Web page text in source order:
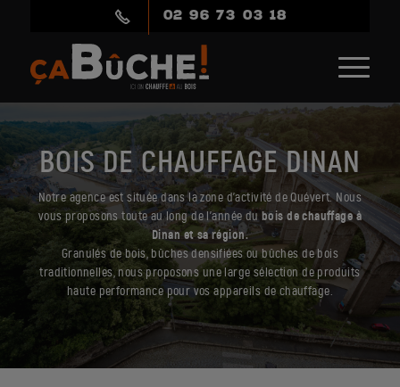
02 96 73 03 18
BOIS DE CHAUFFAGE DINAN
Notre agence est située dans la zone d’activité de Quévert. Nous
vous proposons toute au long de l’année du bois de chauffage à
Dinan et sa région.
Granulés de bois, bûches densifiées ou bûches de bois
traditionnelles, nous proposons une large sélection de produits
haute performance pour vos appareils de chauffage.